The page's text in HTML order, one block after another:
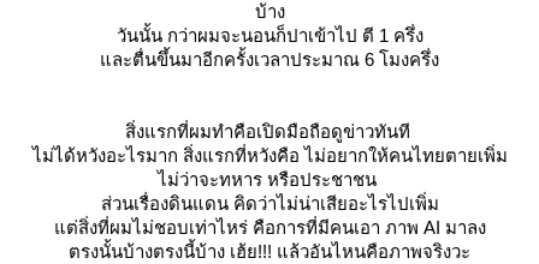
บ้าง
วันนั้น กว่าผมจะนอนก็ปาเข้าไป ตี 1 ครึ่ง
ละตื่นขึ้นมาอีกครั้งเวลาประมาณ 6 โมงครึ่ง
สิ่งแรกที่ผมทำคือเปิดมือถือดูข่าวทันที
ไม่ได้หวังอะไรมาก สิ่งแรกที่หวังคือไม่อยากให้คนไทยตายเพิ่ม
ไม่ว่าจะทหาร หรือประชาชน
ส่วนเรื่องดินแดน คิดว่าไม่น่าเสียอะไรไปเพิ่ม
ต่สิ่งที่ผมไม่ชอบเท่าไหร่ คือการที่มีคนเอา ภาพ AI มาลง
ตรงนั้นบ้างตรงนี้บ้าง เฮ้ย!!! แล้วอันไหนคือภาพจริงวะ